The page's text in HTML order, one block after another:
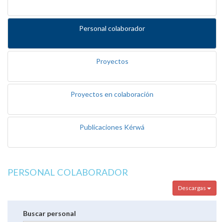
Personal colaborador
Proyectos
Proyectos en colaboración
Publicaciones Kérwá
PERSONAL COLABORADOR
Descargas
Buscar personal